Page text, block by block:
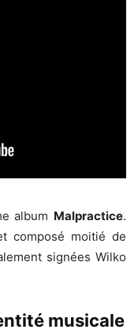
album Malpractice.
composé moitié de
signées Wilko
musicale